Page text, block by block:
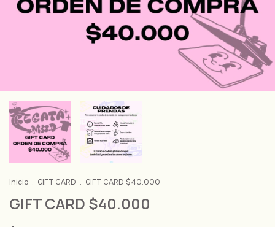
Inicio . GIFT CARD . GIFT CARD $40.000
GIFT CARD $40.000